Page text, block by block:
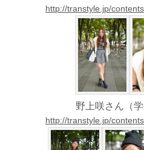
http://transtyle.jp/
野上咲さん（
http://transtyle.jp/